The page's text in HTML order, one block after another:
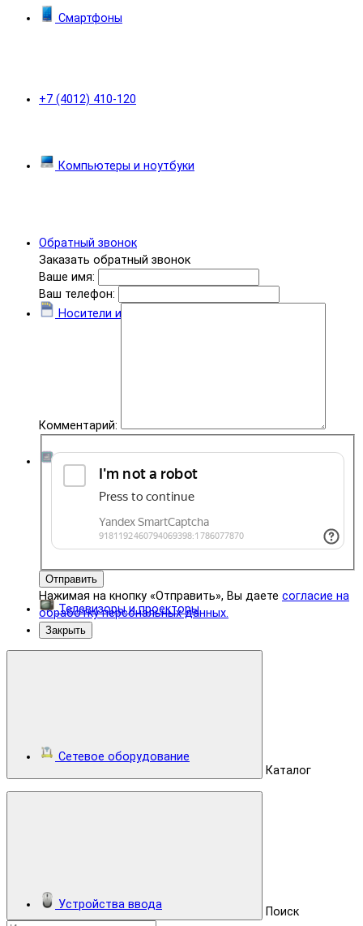
+7 (4012) 410-120
Обратный звонок
Заказать обратный звонок
Ваше имя:
Ваш телефон:
Комментарий:
Отправить
Нажимая на кнопку «Отправить», Вы даете согласие на
обработку персональных данных.
Закрыть
Каталог
Поиск
Смартфоны
Компьютеры и ноутбуки
Носители информации
Комплектующие
Телевизоры и проекторы
Сетевое оборудование
Устройства ввода